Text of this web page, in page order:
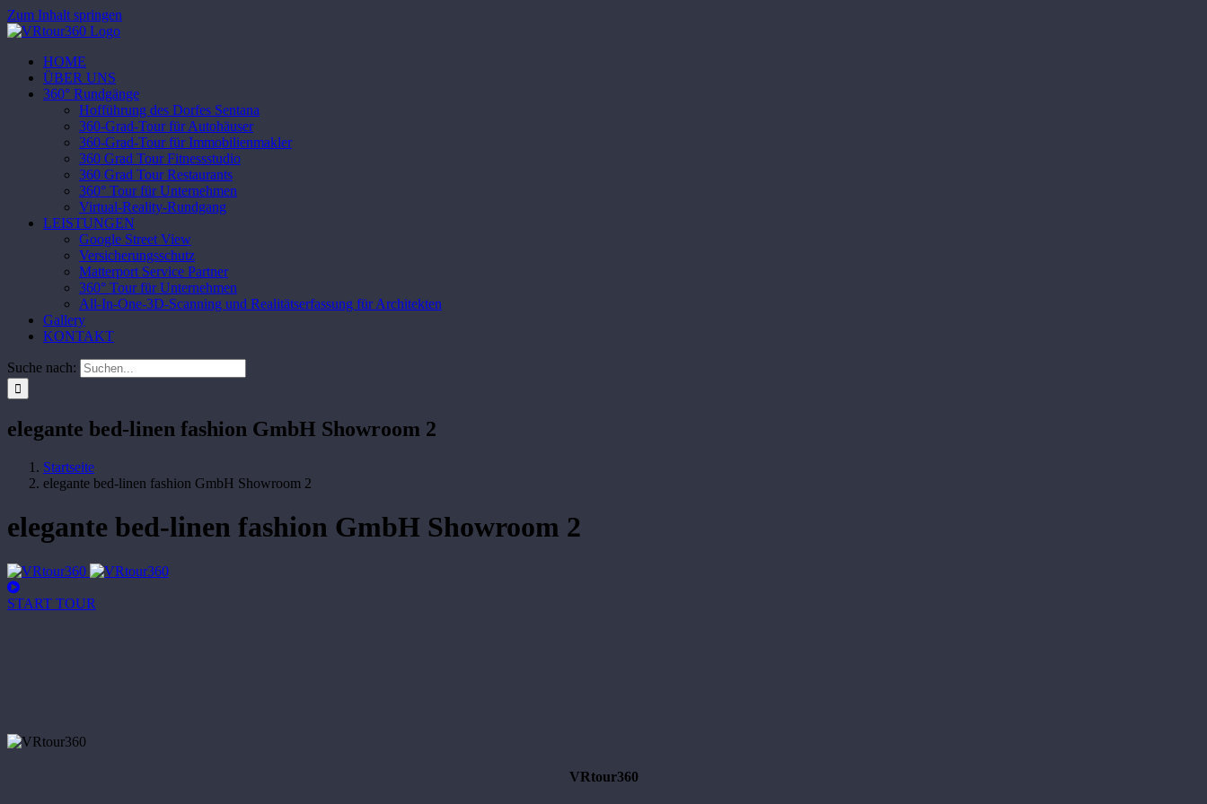
Zum Inhalt springen
HOME
ÜBER UNS
360° Rundgänge
Hofführung des Dorfes Sentana
360-Grad-Tour für Autohäuser
360-Grad-Tour für Immobilienmakler
360 Grad Tour Fitnessstudio
360 Grad Tour Restaurants
360° Tour für Unternehmen
Virtual-Reality-Rundgang
LEISTUNGEN
Google Street View
Versicherungsschutz
Matterport Service Partner
360° Tour für Unternehmen
All-In-One-3D-Scanning und Realitätserfassung für Architekten
Gallery
KONTAKT
Suche nach:
elegante bed-linen fashion GmbH Showroom 2
Startseite
elegante bed-linen fashion GmbH Showroom 2
elegante bed-linen fashion GmbH Showroom 2
START TOUR
VRtour360